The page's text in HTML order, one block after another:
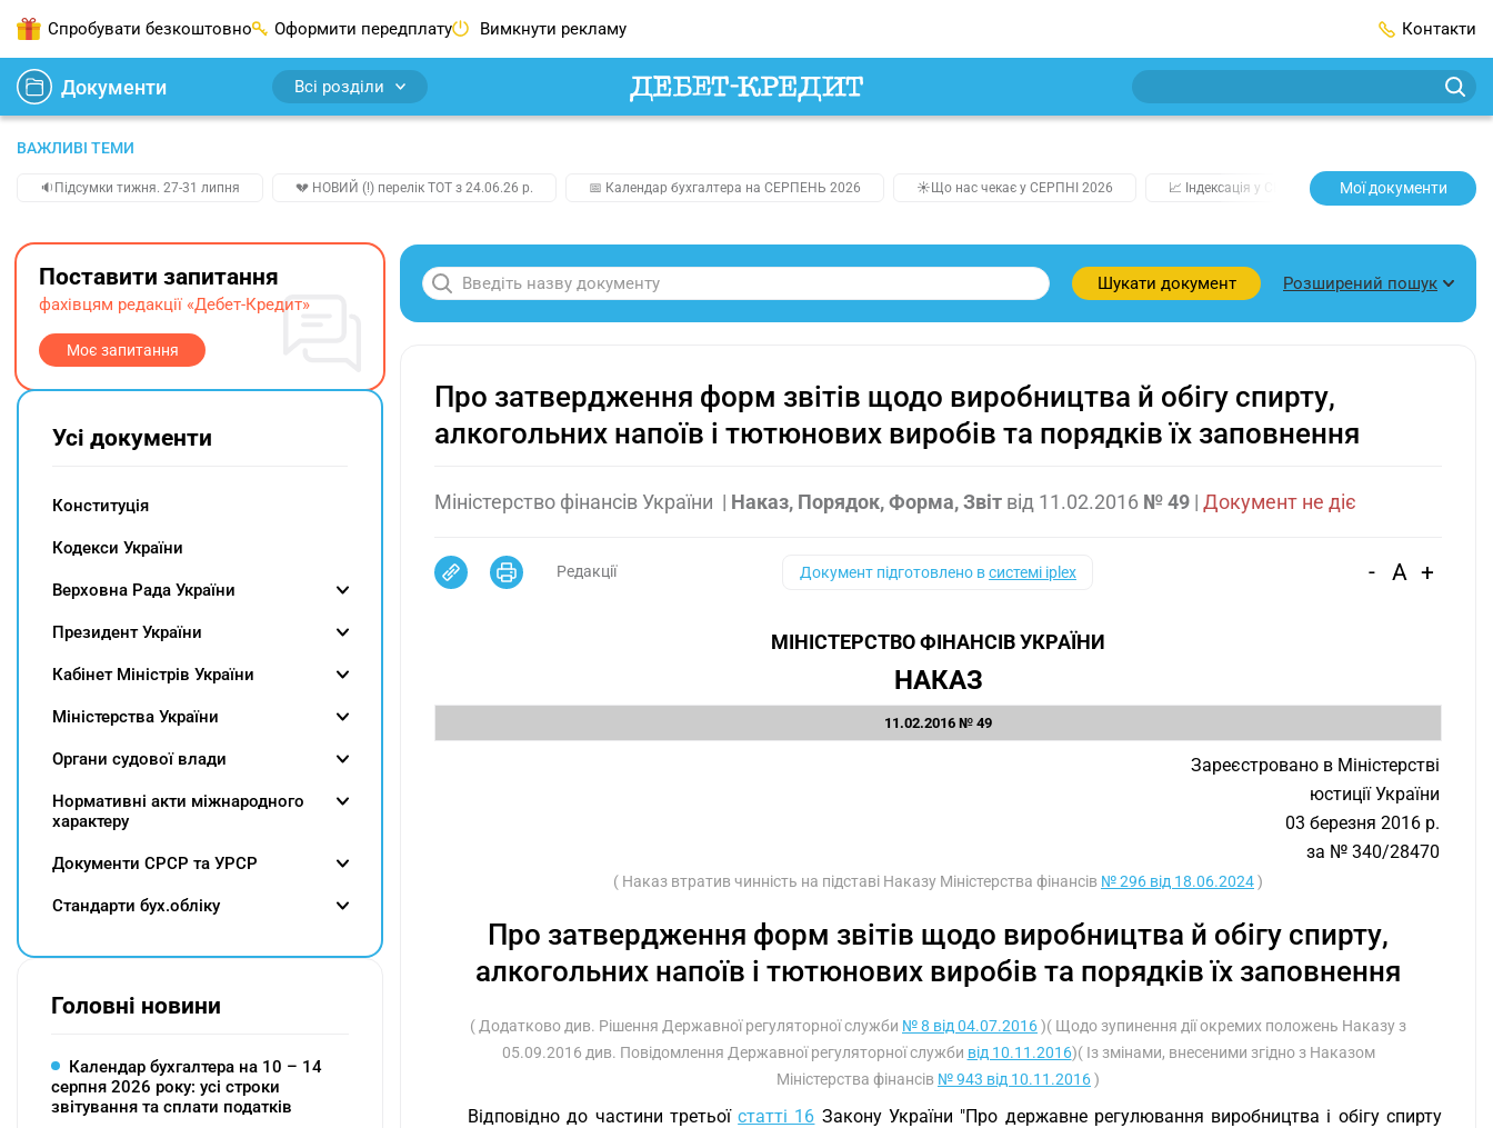
Спробувати безкоштовно Оформити передплату Вимкнути рекламу Контакти
Документи Всі розділи
ВАЖЛИВІ ТЕМИ
🔉Підсумки тижня. 27-31 липня 💔 НОВИЙ (!) перелік ТОТ з 24.06.26 р. 📅 Календар бухгалтера на СЕРПЕНЬ 2026 ☀️Що нас чекає у СЕРПНІ 2026 📈 Індексація у СЕРПНІ 2️⃣0️⃣2️⃣7️⃣ Усі
Мої документи
Шукати документ Розширений пошук
Про затвердження форм звітів щодо виробництва й обігу спирту,
алкогольних напоїв і тютюнових виробів та порядків їх заповнення
Міністерство фінансів України | Наказ, Порядок, Форма, Звіт від 11.02.2016 № 49 | Документ не діє
Редакції Документ підготовлено всистемі iplex - A +
МІНІСТЕРСТВО ФІНАНСІВ УКРАЇНИ
НАКАЗ
11.02.2016 № 49
Зареєстровано в Міністерстві
юстиції України
03 березня 2016 р.
за № 340/28470
( Наказ втратив чинність на підставі Наказу Міністерства фінансів № 296 від 18.06.2024)
Про затвердження форм звітів щодо виробництва й обігу спирту,
алкогольних напоїв і тютюнових виробів та порядків їх заповнення
( Додатково див. Рішення Державної регуляторної служби № 8 від 04.07.2016)( Щодо зупинення дії окремих положень Наказу з
05.09.2016 див. Повідомлення Державної регуляторної служби від 10.11.2016)( Із змінами, внесеними згідно з Наказом
Міністерства фінансів № 943 від 10.11.2016)
Відповідно до частини третьоїстатті 16 Закону України "Про державне регулювання виробництва і обігу спирту
Поставити запитання
фахівцям редакції «Дебет-Кредит»
Моє запитання
Усі документи
Конституція
Кодекси України
Верховна Рада України
Президент України
Кабінет Міністрів України
Міністерства України
Органи судової влади
Нормативні акти міжнародного
характеру
Документи СРСР та УРСР
Cтандарти бух.обліку
Головні новини
Календар бухгалтера на 10 – 14
серпня 2026 року: усі строки
звітування та сплати податків